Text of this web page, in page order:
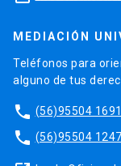
MEDIACIÓN
Teléfonos para
alguno de tus
phone (56)95504 1691
phone (56)95504 1247